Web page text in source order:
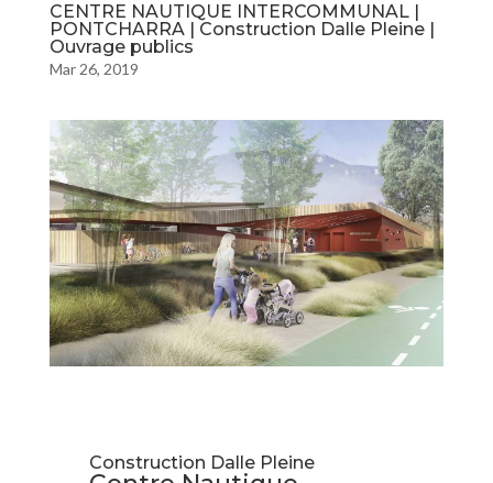
CENTRE NAUTIQUE INTERCOMMUNAL |
PONTCHARRA | Construction Dalle Pleine |
Ouvrage publics
Mar 26, 2019
Construction Dalle Pleine